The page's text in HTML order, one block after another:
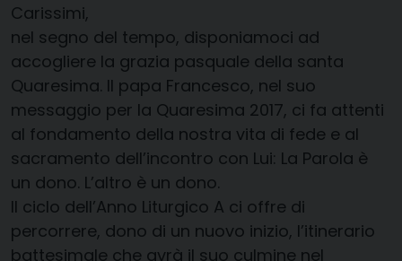
​​​Carissimi,
nel segno del tempo, disponiamoci ad
accogliere la grazia pasquale della santa
Quaresima. Il papa Francesco, nel suo
messaggio per la Quaresima 2017, ci fa attenti
al fondamento della nostra vita di fede e al
sacramento dell’incontro con Lui: La Parola è
un dono. L’altro è un dono.
Il ciclo dell’Anno Liturgico A ci offre di
percorrere, dono di un nuovo inizio, l’itinerario
battesimale che avrà il suo culmine nel